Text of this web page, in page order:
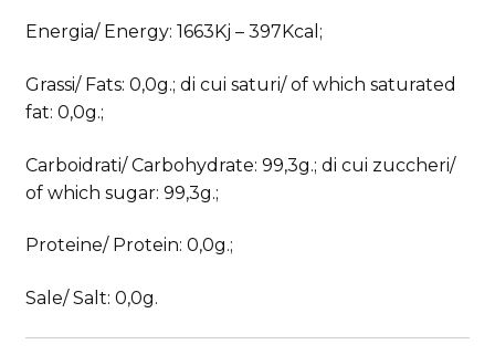
Energia/ Energy: 1663Kj – 397Kcal;
Grassi/ Fats: 0,0g.; di cui saturi/ of which saturated
fat: 0,0g.;
Carboidrati/ Carbohydrate: 99,3g.; di cui zuccheri/
of which sugar: 99,3g.;
Proteine/ Protein: 0,0g.;
Sale/ Salt: 0,0g.